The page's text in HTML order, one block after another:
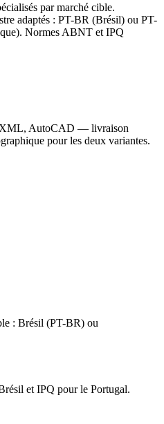
par marché cible.
adaptés : PT-BR (Brésil) ou PT-
Normes ABNT et IPQ
XML, AutoCAD — livraison
pour les deux variantes.
: Brésil (PT-BR) ou
et IPQ pour le Portugal.